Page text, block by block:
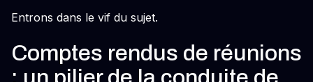
Entrons dans le vif du sujet.
Comptes rendus de réunions